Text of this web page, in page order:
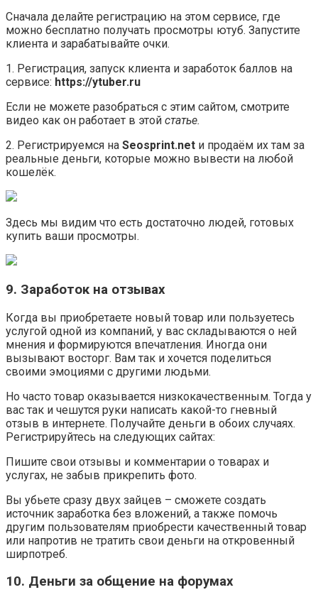
Сначала делайте регистрацию на этом сервисе, где
можно бесплатно получать просмотры ютуб. Запустите
клиента и зарабатывайте очки.
1. Регистрация, запуск клиента и заработок баллов на
сервисе: https://ytuber.ru
Если не можете разобраться с этим сайтом, смотрите
видео как он работает в этой статье.
2. Регистрируемся на Seosprint.net и продаём их там за
реальные деньги, которые можно вывести на любой
кошелёк.
Здесь мы видим что есть достаточно людей, готовых
купить ваши просмотры.
9. Заработок на отзывах
Когда вы приобретаете новый товар или пользуетесь
услугой одной из компаний, у вас складываются о ней
мнения и формируются впечатления. Иногда они
вызывают восторг. Вам так и хочется поделиться
своими эмоциями с другими людьми.
Но часто товар оказывается низкокачественным. Тогда у
вас так и чешутся руки написать какой-то гневный
отзыв в интернете. Получайте деньги в обоих случаях.
Регистрируйтесь на следующих сайтах:
Пишите свои отзывы и комментарии о товарах и
услугах, не забыв прикрепить фото.
Вы убьете сразу двух зайцев – сможете создать
источник заработка без вложений, а также помочь
другим пользователям приобрести качественный товар
или напротив не тратить свои деньги на откровенный
ширпотреб.
10. Деньги за общение на форумах